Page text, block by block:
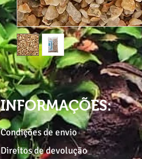
INFORMAÇÕES:
Condições de envio
Direitos de devolução